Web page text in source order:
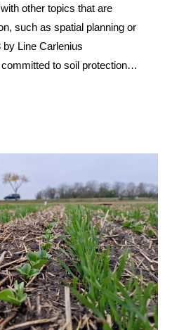
other topics that are
such as spatial planning or
Line Carlenius
committed to soil protection…